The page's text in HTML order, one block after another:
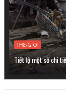
THE-GIOI
Tiết lộ một số chi